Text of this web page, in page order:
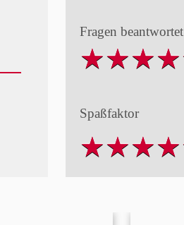
Fragen beantwortet
Spaßfaktor